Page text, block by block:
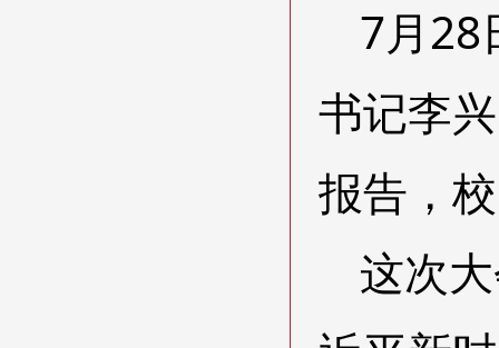
7月28
书记李
报告，
这次